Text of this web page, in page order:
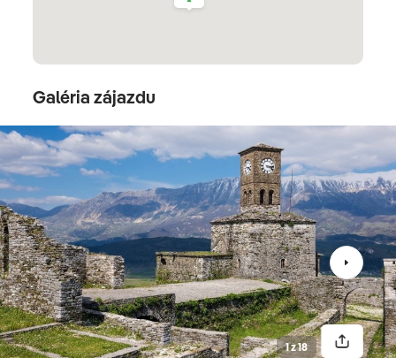
Dnešný deň začneme prehliadkou mesta.
Najvýznamnejšími pamiatkami je pevnosť cára Samuila
a chrám sv. Sofie. Absenciu mora siOhridvynahrádza
Ohridským jazerom, jedným z najväčších balkánskych
jazier. Poprechádzať sa dá popri promenáde Kej Maršal
Tito, fakultatívne plavba loďou po jazere. Prehliadneme
si tiež kláštor Sv. Naumana brehu Ohridského jazera.
Jazero Ohrid
Galéria zájazdu
1 z 18